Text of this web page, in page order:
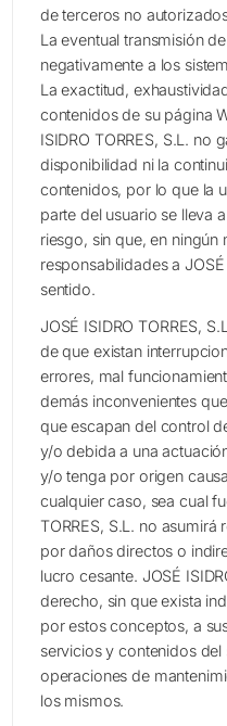
de terceros no
La eventual transmisión
negativamente a los
La exactitud,
contenidos de su página
ISIDRO TORRES, S.L. no
disponibilidad ni la
contenidos, por lo que la
parte del usuario se lleva
riesgo, sin que, en
responsabilidades a JOSÉ
sentido.
JOSÉ ISIDRO TORRES,
de que existan
errores, mal
demás inconvenientes
que escapan del control
y/o debida a una
y/o tenga por origen
cualquier caso, sea cual
TORRES, S.L. no
por daños directos o
lucro cesante. JOSÉ
derecho, sin que exista
por estos conceptos, a
servicios y contenidos
operaciones de
los mismos.